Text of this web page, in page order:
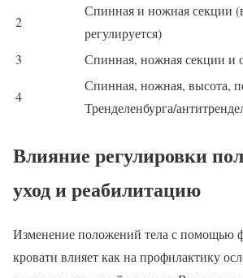
2
Спинная и ножная секции
регулируется)
3
Спинная, ножная секции и
4
Спинная, ножная, высота,
Тренделенбурга/
Влияние регулировки
уход и реабилитацию
Изменение положений тела с помощью
кровати влияет как на профилактику